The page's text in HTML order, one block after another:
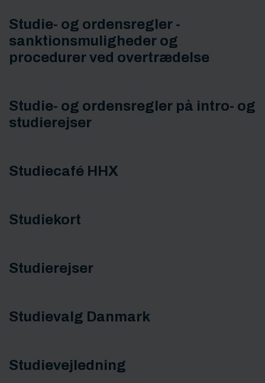
Studie- og ordensregler -
sanktionsmuligheder og
procedurer ved overtrædelse
Studie- og ordensregler på intro- og
studierejser
Studiecafé HHX
Studiekort
Studierejser
Studievalg Danmark
Studievejledning